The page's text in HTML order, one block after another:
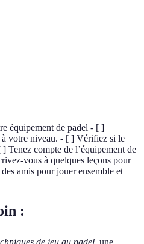
équipement de padel - [ ]
à votre niveau. - [ ] Vérifiez si le
Tenez compte de l’équipement de
vous à quelques leçons pour
amis pour jouer ensemble et
:
de jeu au padel, une